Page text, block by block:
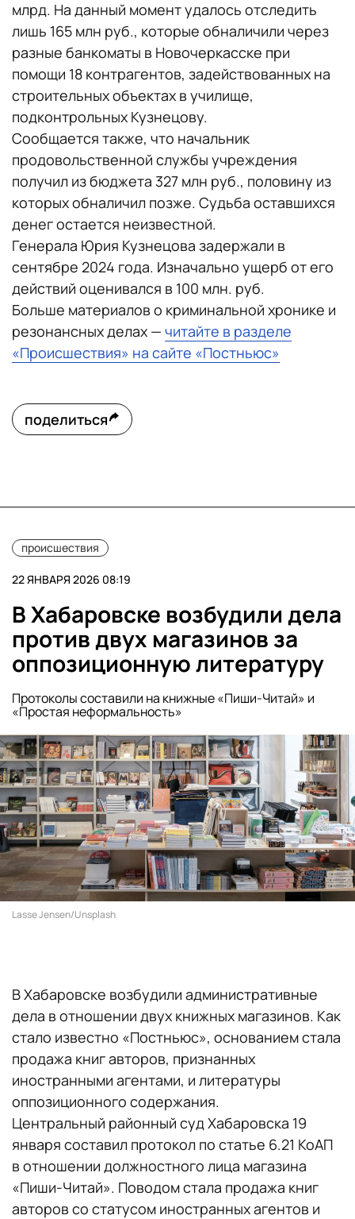
млрд. На данный момент удалось отследить
лишь 165 млн руб., которые обналичили через
разные банкоматы в Новочеркасске при
помощи 18 контрагентов, задействованных на
строительных объектах в училище,
подконтрольных Кузнецову.
Сообщается также, что начальник
продовольственной службы учреждения
получил из бюджета 327 млн руб., половину из
которых обналичил позже. Судьба оставшихся
денег остается неизвестной.
Генерала Юрия Кузнецова задержали в
сентябре 2024 года. Изначально ущерб от его
действий оценивался в 100 млн. руб.
Больше материалов о криминальной хронике и
резонансных делах — читайте в разделе
«Происшествия» на сайте «Постньюс»
поделиться
происшествия
22 ЯНВАРЯ 2026 08:19
В Хабаровске возбудили дела
против двух магазинов за
оппозиционную литературу
Протоколы составили на книжные «Пиши-Читай» и
«Простая неформальность»
Lasse Jensen/Unsplash
В Хабаровске возбудили административные
дела в отношении двух книжных магазинов. Как
стало известно «Постньюс», основанием стала
продажа книг авторов, признанных
иностранными агентами, и литературы
оппозиционного содержания.
Центральный районный суд Хабаровска 19
января составил протокол по статье 6.21 КоАП
в отношении должностного лица магазина
«Пиши-Читай». Поводом стала продажа книг
авторов со статусом иностранных агентов и